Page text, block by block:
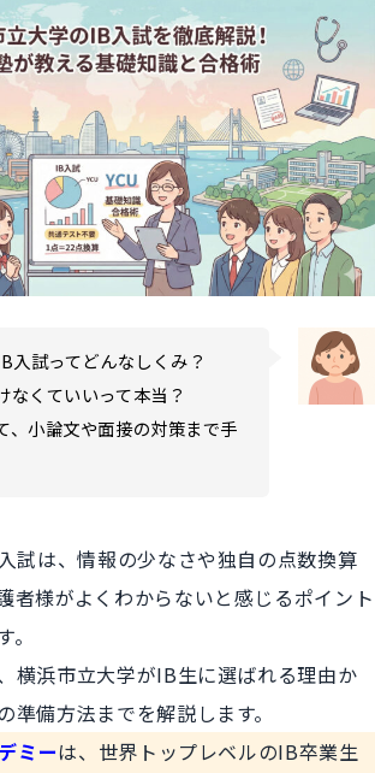
入試ってどんなしくみ？
なくていいって本当？
、小論文や面接の対策まで手
試は、情報の少なさや独自の点数換算
者様がよくわからないと感じるポイント
横浜市立大学がIB生に選ばれる理由か
準備方法までを解説します。
ミーは、世界トップレベルのIB卒業生